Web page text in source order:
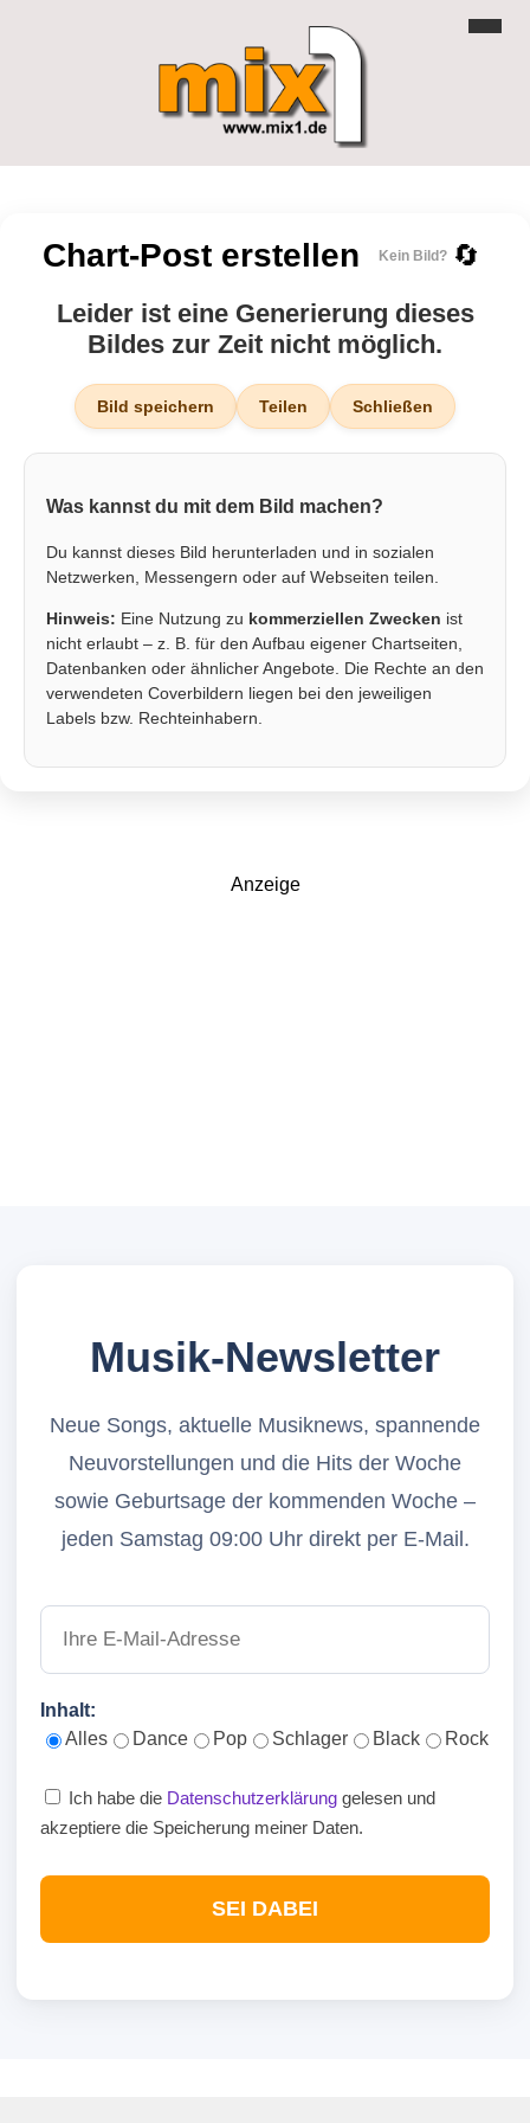
Chart-Post erstellen Kein Bild? 🔄
Leider ist eine Generierung dieses
Bildes zur Zeit nicht möglich.
Bild speichern Teilen Schließen
Was kannst du mit dem Bild machen?
Du kannst dieses Bild herunterladen und in sozialen
Netzwerken, Messengern oder auf Webseiten teilen.
Hinweis: Eine Nutzung zu kommerziellen Zwecken ist
nicht erlaubt – z. B. für den Aufbau eigener Chartseiten,
Datenbanken oder ähnlicher Angebote. Die Rechte an den
verwendeten Coverbildern liegen bei den jeweiligen
Labels bzw. Rechteinhabern.
Anzeige
Musik-Newsletter
Neue Songs, aktuelle Musiknews, spannende
Neuvorstellungen und die Hits der Woche
sowie Geburtsage der kommenden Woche –
jeden Samstag 09:00 Uhr direkt per E-Mail.
Inhalt:
Alles
Dance Pop Schlager Black Rock
Ich habe die Datenschutzerklärung gelesen und
akzeptiere die Speicherung meiner Daten.
SEI DABEI